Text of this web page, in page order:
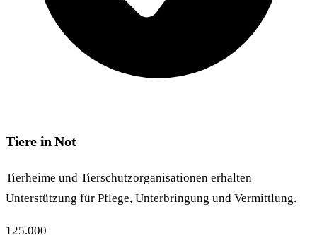
Tiere in Not
Tierheime und Tierschutzorganisationen erhalten
Unterstützung für Pflege, Unterbringung und Vermittlung.
125.000